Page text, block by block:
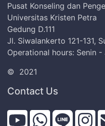
Pusat Konseling dan
Universitas Kristen Petra
Gedung D.111
Jl. Siwalankerto 121-131,
Operational hours: Senin
© 2021
Contact Us